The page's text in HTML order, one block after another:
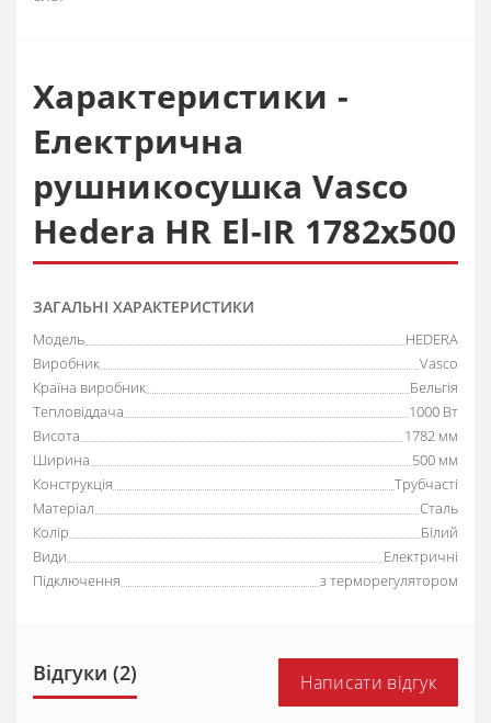
Характеристики -
Електрична
рушникосушка Vasco
Hedera HR El-IR 1782х500
ЗАГАЛЬНІ ХАРАКТЕРИСТИКИ
Модель
HEDERA
Виробник
Vasco
Країна виробник
Бельгія
Тепловіддача
1000 Вт
Висота
1782 мм
Ширина
500 мм
Конструкція
Трубчасті
Матеріал
Сталь
Колір
Білий
Види
Електричні
Підключення
з терморегулятором
Відгуки (2) Написати відгук